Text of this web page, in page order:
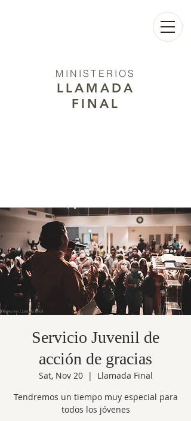
MINISTERIOS
LLAMADA
FINAL
Servicio Juvenil de
acción de gracias
Sat, Nov 20
  |
Llamada Final
Tendremos un tiempo muy especial para
todos los jóvenes